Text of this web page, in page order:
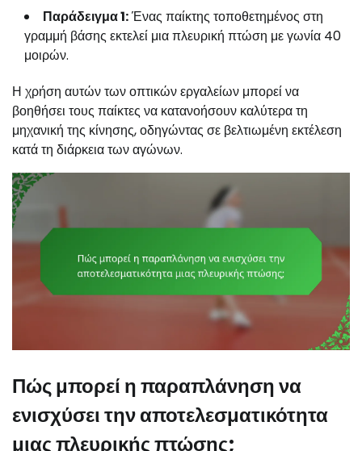
Παράδειγμα 1:Ένας παίκτης τοποθετημένος στη
γραμμή βάσης εκτελεί μια πλευρική πτώση με γωνία 40
μοιρών.
Η χρήση αυτών των οπτικών εργαλείων μπορεί να
βοηθήσει τους παίκτες να κατανοήσουν καλύτερα τη
μηχανική της κίνησης, οδηγώντας σε βελτιωμένη εκτέλεση
κατά τη διάρκεια των αγώνων.
Πώς μπορεί η παραπλάνηση να
ενισχύσει την αποτελεσματικότητα
μιας πλευρικής πτώσης;